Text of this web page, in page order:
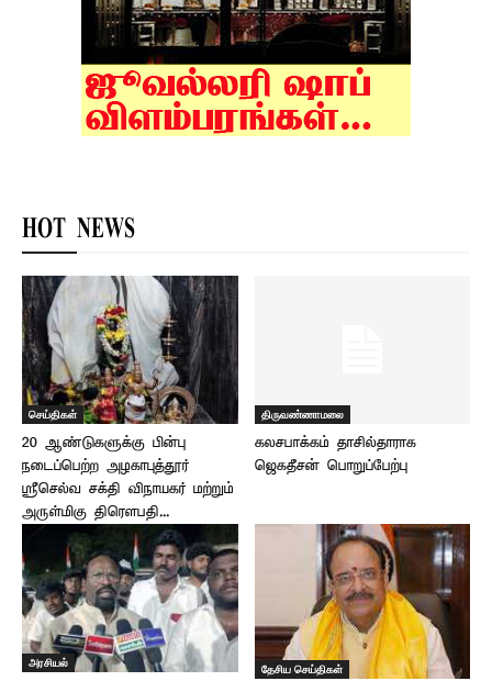
HOT NEWS
செய்திகள்
20 ஆண்டுகளுக்கு பின்பு
நடைப்பெற்ற அழகாபுத்தூர்
ஸ்ரீசெல்வ சக்தி விநாயகர் மற்றும்
அருள்மிகு திரௌபதி...
திருவண்ணாமலை
கலசபாக்கம் தாசில்தாராக
ஜெகதீசன் பொறுப்பேற்பு
அரசியல் தேசிய செய்திகள்